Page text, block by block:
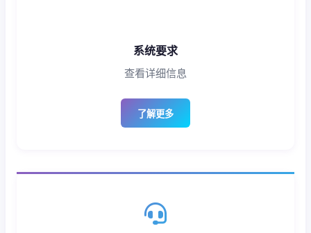
系统要求
查看详细信息
了解更多